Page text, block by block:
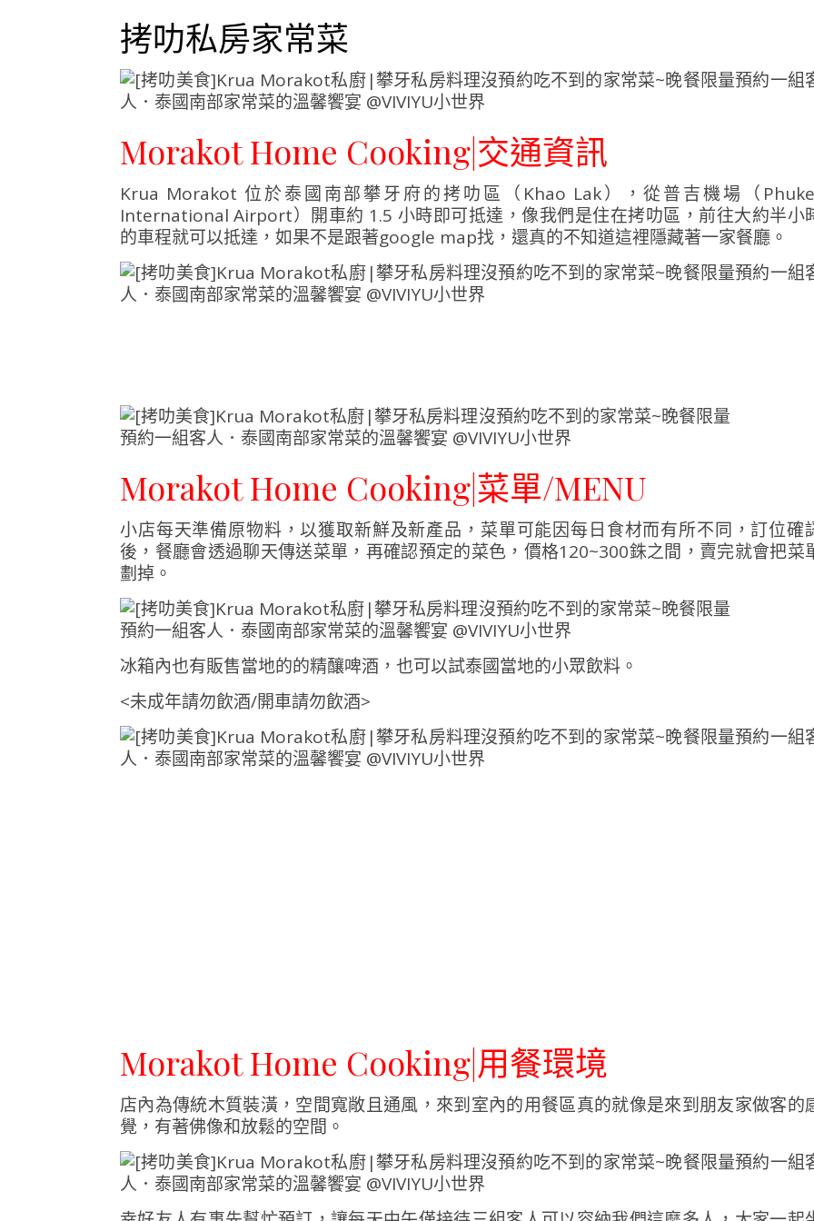
拷叻私房家常菜
Morakot Home Cooking|交通資訊
Krua Morakot 位於泰國南部攀牙府的拷叻區（Khao Lak），從普吉機場（
International Airport）開車約 1.5 小時即可抵達，像我們是住在拷叻區，前往大約半小
的車程就可以抵達，如果不是跟著google map找，還真的不知道這裡隱藏著一家餐廳。
Morakot Home Cooking|菜單/MENU
小店每天準備原物料，以獲取新鮮及新產品，菜單可能因每日食材而有所不同，訂位確
後，餐廳會透過聊天傳送菜單，再確認預定的菜色，價格120~300銖之間，賣完就會把菜
劃掉。
冰箱內也有販售當地的的精釀啤酒，也可以試泰國當地的小眾飲料。
<未成年請勿飲酒/開車請勿飲酒>
Morakot Home Cooking|用餐環境
店內為傳統木質裝潢，空間寬敞且通風，來到室內的用餐區真的就像是來到朋友家做客的
覺，有著佛像和放鬆的空間。